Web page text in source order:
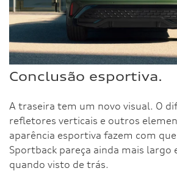
Conclusão esportiva.
A traseira tem um novo visual. O
refletores verticais e outros
aparência esportiva fazem com
Sportback pareça ainda mais largo
quando visto de trás.